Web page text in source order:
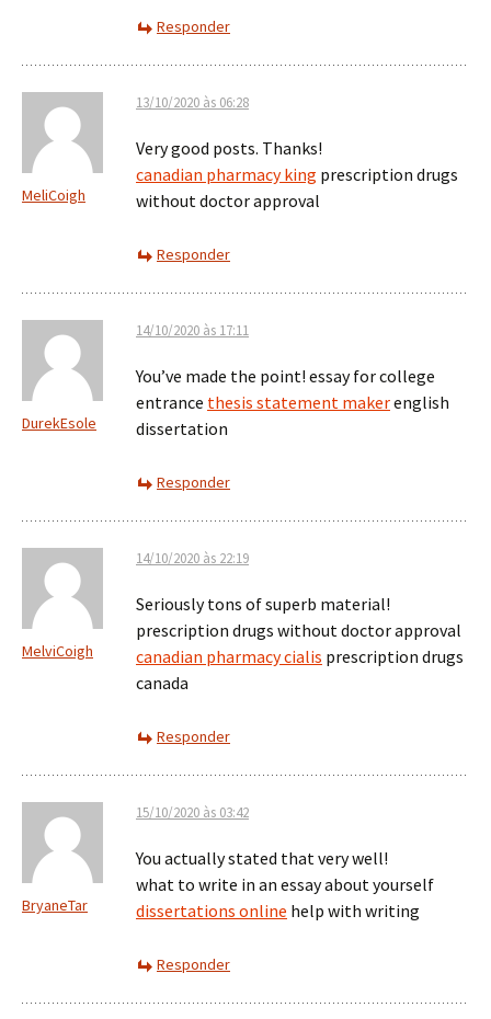
Responder
MeliCoigh
13/10/2020 às 06:28
Very good posts. Thanks!
canadian pharmacy king prescription drugs
without doctor approval
Responder
DurekEsole
14/10/2020 às 17:11
You’ve made the point! essay for college
entrance thesis statement makerenglish
dissertation
Responder
MelviCoigh
14/10/2020 às 22:19
Seriously tons of superb material!
prescription drugs without doctor approval
canadian pharmacy cialis prescription drugs
canada
Responder
BryaneTar
15/10/2020 às 03:42
You actually stated that very well!
what to write in an essay about yourself
dissertations online help with writing
Responder